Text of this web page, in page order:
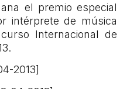
el premio especial
intérprete de música
Internacional de
2013]